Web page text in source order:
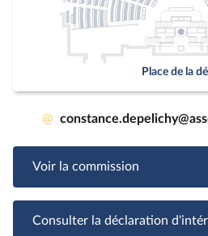
Place de la
@
Voir la commission
Consulter la déclaration